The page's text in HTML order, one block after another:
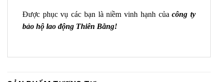
Được phục vụ các bạn là niềm vinh hạnh củacông ty
bảo hộ lao động Thiên Bằng!